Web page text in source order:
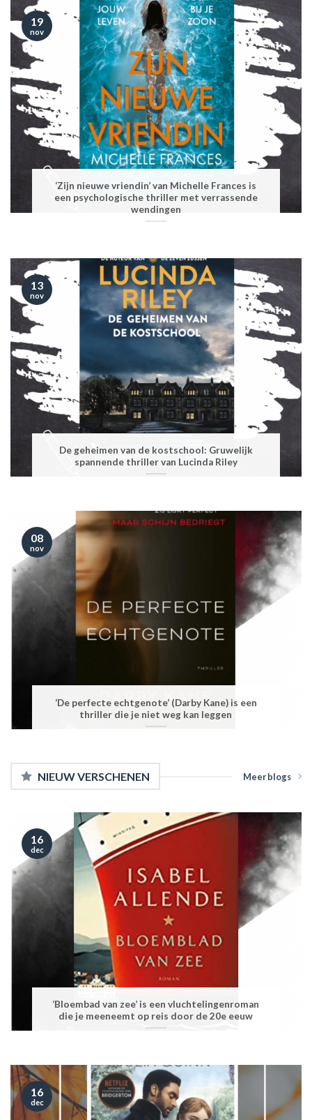
‘Zijn nieuwe vriendin’ van Michelle Frances is
een psychologische thriller met verrassende
wendingen
19
nov
De geheimen van de kostschool: Gruwelijk
spannende thriller van Lucinda Riley
13
nov
‘De perfecte echtgenote’ (Darby Kane) is een
thriller die je niet weg kan leggen
08
nov
NIEUW VERSCHENEN Meer blogs
‘Bloembad van zee’ is een vluchtelingenroman
die je meeneemt op reis door de 20e eeuw
16
dec
16
dec